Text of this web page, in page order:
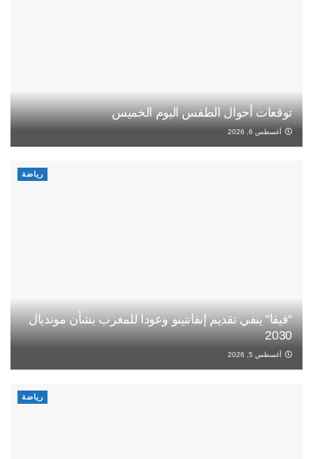
توقعات أحوال الطقس اليوم الخميس
أغسطس 6, 2026
رياضة
“فيفا” ينفي تقديم إنفانتينو وعودا للمغرب بشأن مونديال
2030
أغسطس 5, 2026
رياضة